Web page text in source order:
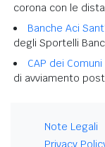
corona con le
Banche Aci
degli Sportelli
CAP dei
di avviamento
Note Legali
Privacy